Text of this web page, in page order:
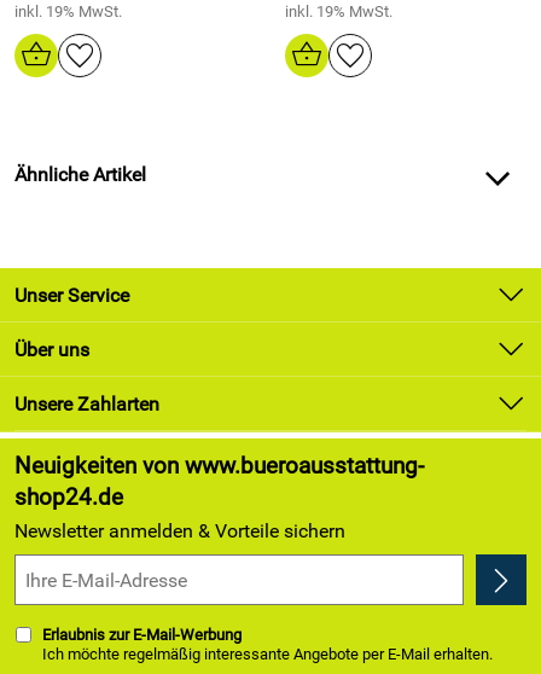
inkl. 19% MwSt. inkl. 19% MwSt.
Ähnliche Artikel
Unser Service
Kontakt
Newsletter
Lieferung & Zahlung
Kundenlogin
Über uns
Unsere Bestseller
Marken
Angebote
Kundenbewertungen (174)
4,9/5*****
Unsere Zahlarten
Neuigkeiten von www.bueroausstattung-
shop24.de
Newsletter anmelden & Vorteile sichern
Erlaubnis zur E-Mail-Werbung
Ich möchte regelmäßig interessante Angebote per E-Mail erhalten.